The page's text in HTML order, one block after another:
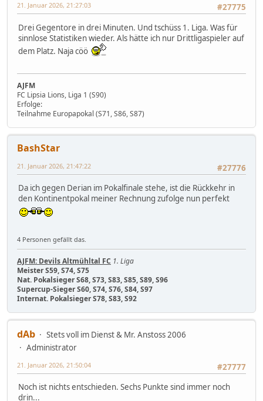
#27775
21. Januar 2026, 21:27:03
Drei Gegentore in drei Minuten. Und tschüss 1. Liga. Was für
sinnlose Statistiken wieder. Als hätte ich nur Drittligaspieler auf
dem Platz. Naja cöö
AJFM
FC Lipsia Lions, Liga 1 (S90)
Erfolge:
Teilnahme Europapokal (S71, S86, S87)
BashStar
#27776
21. Januar 2026, 21:47:22
Da ich gegen Derian im Pokalfinale stehe, ist die Rückkehr in
den Kontinentpokal meiner Rechnung zufolge nun perfekt
4 Personen gefällt das.
AJFM: Devils Altmühltal FC 1. Liga
Meister S59, S74, S75
Nat. Pokalsieger S68, S73, S83, S85, S89, S96
Supercup-Sieger S60, S74, S76, S84, S97
Internat. Pokalsieger S78, S83, S92
dAb
Stets voll im Dienst & Mr. Anstoss 2006
Administrator
#27777
21. Januar 2026, 21:50:04
Noch ist nichts entschieden. Sechs Punkte sind immer noch
drin...